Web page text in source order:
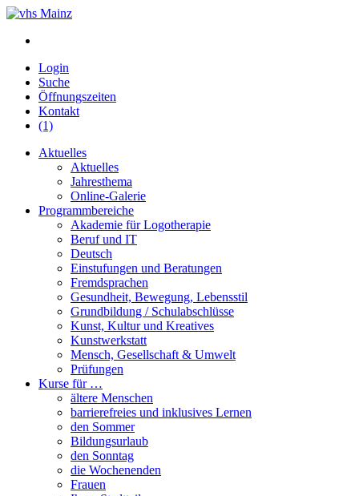
Login
Suche
Öffnungszeiten
Kontakt
(1)
Aktuelles
Aktuelles
Jahresthema
Online-Galerie
Programmbereiche
Akademie für Logotherapie
Beruf und IT
Deutsch
Einstufungen und Beratungen
Fremdsprachen
Gesundheit, Bewegung, Lebensstil
Grundbildung / Schulabschlüsse
Kunst, Kultur und Kreatives
Kunstwerkstatt
Mensch, Gesellschaft & Umwelt
Prüfungen
Kurse für …
ältere Menschen
barrierefreies und inklusives Lernen
den Sommer
Bildungsurlaub
den Sonntag
die Wochenenden
Frauen